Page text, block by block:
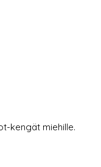
kengät miehille.